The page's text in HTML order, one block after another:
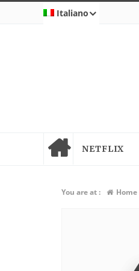
Italiano
NETFLIX
You are at : Home